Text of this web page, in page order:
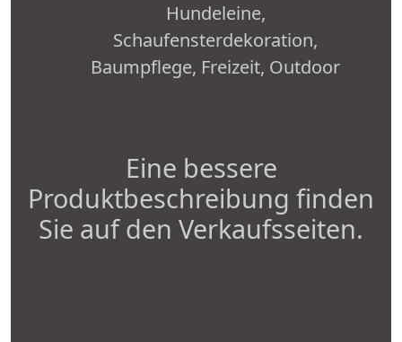
Hundeleine,
Schaufensterdekoration,
Baumpflege, Freizeit, Outdoor
Eine bessere
Produktbeschreibung finden
Sie auf den Verkaufsseiten.